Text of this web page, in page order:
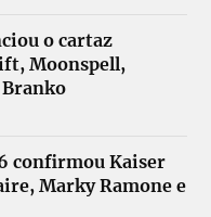
o cartaz
Moonspell,
confirmou Kaiser
Marky Ramone e